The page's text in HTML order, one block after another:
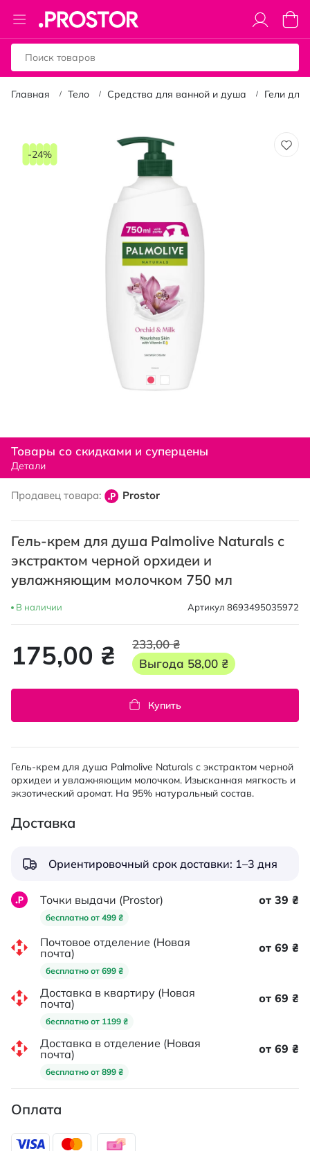
Toggle
Nav
Моя
Главная Тело Средства для ванной и душа Гели
перейти
-24%
к
началу
галереи
Товары со скидками и суперцены
Детали
Продавец товара: Prostor
Гель-крем для душа Palmolive Naturals с
экстрактом черной орхидеи и
увлажняющим молочком 750 мл
В наличии Артикул 8693495035972
175,00 ₴
233,00 ₴
Выгода 58,00 ₴
Купить
Гель-крем для душа Palmolive Naturals с экстрактом черной
орхидеи и увлажняющим молочком. Изысканная мягкость и
экзотический аромат. На 95% натуральный состав.
Доставка
Ориентировочный срок доставки: 1–3 дня
Точки выдачи (Prostor)
бесплатно от 499 ₴
от 39 ₴
Почтовое отделение (Новая
почта)
бесплатно от 699 ₴
от 69 ₴
Доставка в квартиру (Новая
почта)
бесплатно от 1199 ₴
от 69 ₴
Доставка в отделение (Новая
почта)
бесплатно от 899 ₴
от 69 ₴
Оплата